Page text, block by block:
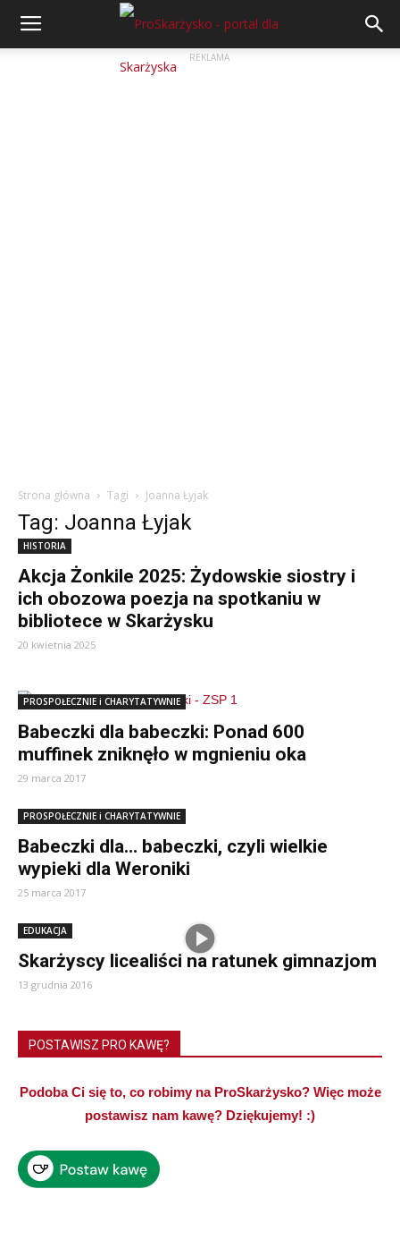
REKLAMA
Strona główna Tagi Joanna Łyjak
Tag: Joanna Łyjak
HISTORIA
Akcja Żonkile 2025: Żydowskie siostry i
ich obozowa poezja na spotkaniu w
bibliotece w Skarżysku
20 kwietnia 2025
PROSPOŁECZNIE i CHARYTATYWNIE
Babeczki dla babeczki: Ponad 600
muffinek zniknęło w mgnieniu oka
29 marca 2017
PROSPOŁECZNIE i CHARYTATYWNIE
Babeczki dla… babeczki, czyli wielkie
wypieki dla Weroniki
25 marca 2017
EDUKACJA
Skarżyscy licealiści na ratunek gimnazjom
13 grudnia 2016
POSTAWISZ PRO KAWĘ?
Podoba Ci się to, co robimy na ProSkarżysko? Więc może
postawisz nam kawę? Dziękujemy! :)